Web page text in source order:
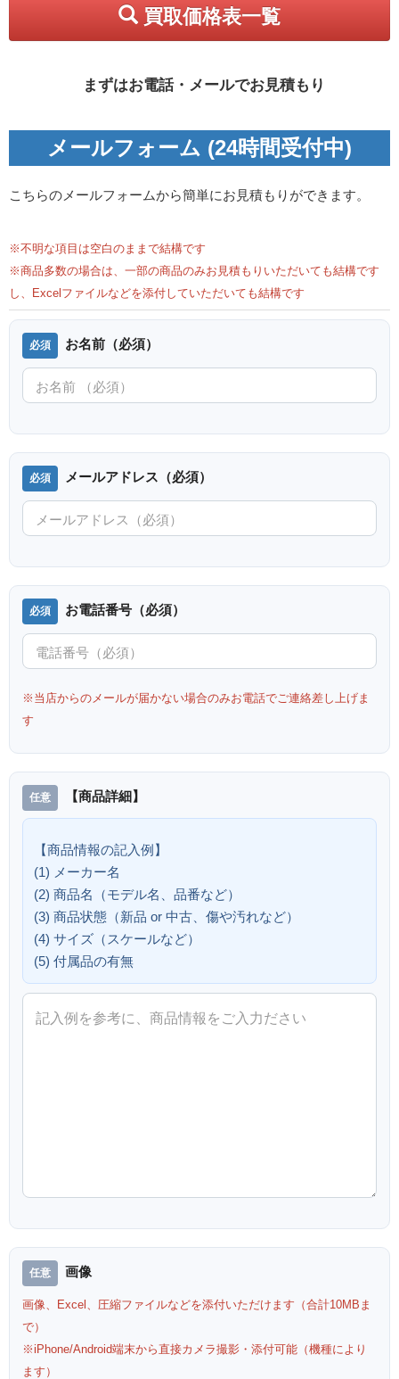
買取価格表一覧
まずはお電話・メールでお見積もり
メールフォーム (24時間受付中)
こちらのメールフォームから簡単にお見積もりができます。
※不明な項目は空白のままで結構です
※商品多数の場合は、一部の商品のみお見積もりいただいても結構です
し、Excelファイルなどを添付していただいても結構です
お名前（必須）
メールアドレス（必須）
お電話番号（必須）
※当店からのメールが届かない場合のみお電話でご連絡差し上げま
す
【商品詳細】
【商品情報の記入例】
(1) メーカー名
(2) 商品名（モデル名、品番など）
(3) 商品状態（新品 or 中古、傷や汚れなど）
(4) サイズ（スケールなど）
(5) 付属品の有無
画像
画像、Excel、圧縮ファイルなどを添付いただけます（合計10MBま
で）
※iPhone/Android端末から直接カメラ撮影・添付可能（機種により
ます）